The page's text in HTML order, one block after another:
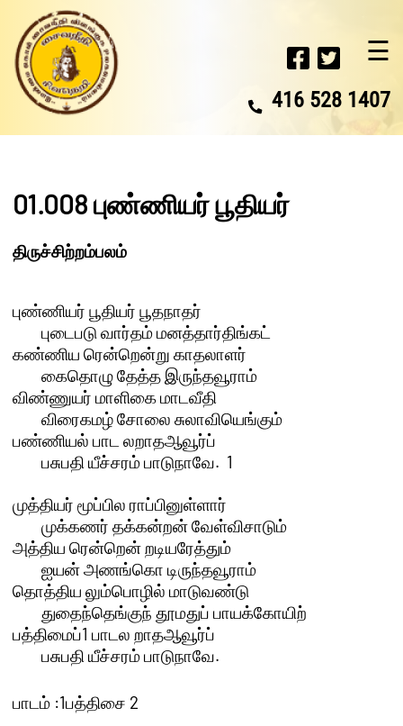
☰
416 528 1407
01.008 புண்ணியர் பூதியர்
திருச்சிற்றம்பலம்
புண்ணியர் பூதியர் பூதநாதர்
	புடைபடு வார்தம் மனத்தார்திங்கட்
கண்ணிய ரென்றென்று காதலாளர்
	கைதொழு தேத்த இருந்தவூராம்
விண்ணுயர் மாளிகை மாடவீதி
	விரைகமழ் சோலை சுலாவியெங்கும்
பண்ணியல் பாட லறாதஆவூர்ப்
	பசுபதி யீச்சரம் பாடுநாவே.  1
முத்தியர் மூப்பில ராப்பினுள்ளார்
	முக்கணர் தக்கன்றன் வேள்விசாடும்
அத்திய ரென்றென் றடியரேத்தும்
	ஐயன் அணங்கொ டிருந்தவூராம்
தொத்திய லும்பொழில் மாடுவண்டு
	துதைந்தெங்குந் தூமதுப் பாயக்கோயிற்
பத்திமைப்1 பாடல றாதஆவூர்ப்
	பசுபதி யீச்சரம் பாடுநாவே.
பாடம் :1பத்திசை 2